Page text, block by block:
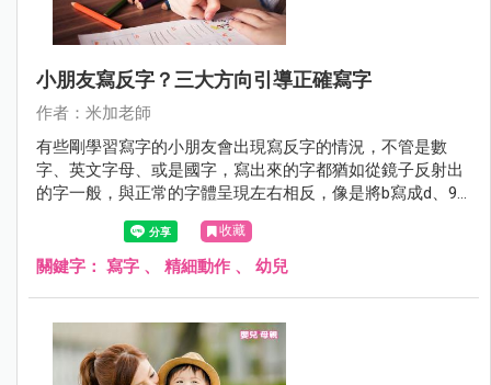
小朋友寫反字？三大方向引導正確寫字
作者：米加老師
有些剛學習寫字的小朋友會出現寫反字的情況，不管是數
字、英文字母、或是國字，寫出來的字都猶如從鏡子反射出
的字一般，與正常的字體呈現左右相反，像是將b寫成d、9
寫成p，這種現象通常被稱之為「鏡像字」，一般人其實很
難寫出左右相反的字體，難不成這是什麼特異功能？更特別
的是，左撇子寫出「鏡像字」的機率高於右撇子。
收藏
關鍵字： 寫字 、 精細動作 、 幼兒